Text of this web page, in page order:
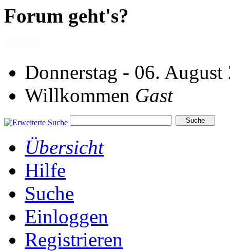
Forum geht's?
Donnerstag - 06.
Willkommen Gast
Übersicht
Hilfe
Suche
Einloggen
Registrieren